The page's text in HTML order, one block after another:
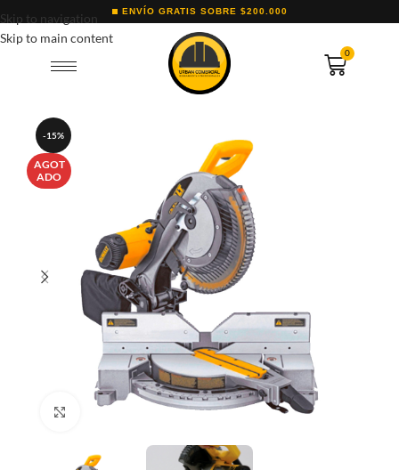
Skip to navigation
Skip to main content
ENVÍO GRATIS SOBRE $200.000
0
-15%
AGOT
ADO
Clic para ampliar